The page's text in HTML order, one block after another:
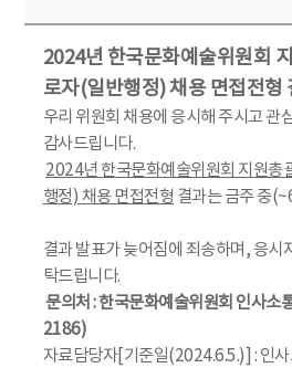
2024년 한국문화예술위원회
로자(일반행정) 채용 면접전형
우리 위원회 채용에 응시해 주시고 관
감사드립니다.
2024년 한국문화예술위원회 지원총
행정) 채용 면접전형 결과는 금주 중
결과 발표가 늦어짐에 죄송하며, 응시
탁드립니다.
문의처 : 한국문화예술위원회 인사
2186)
자료담당자[기준일(2024.6.5.)] : 인